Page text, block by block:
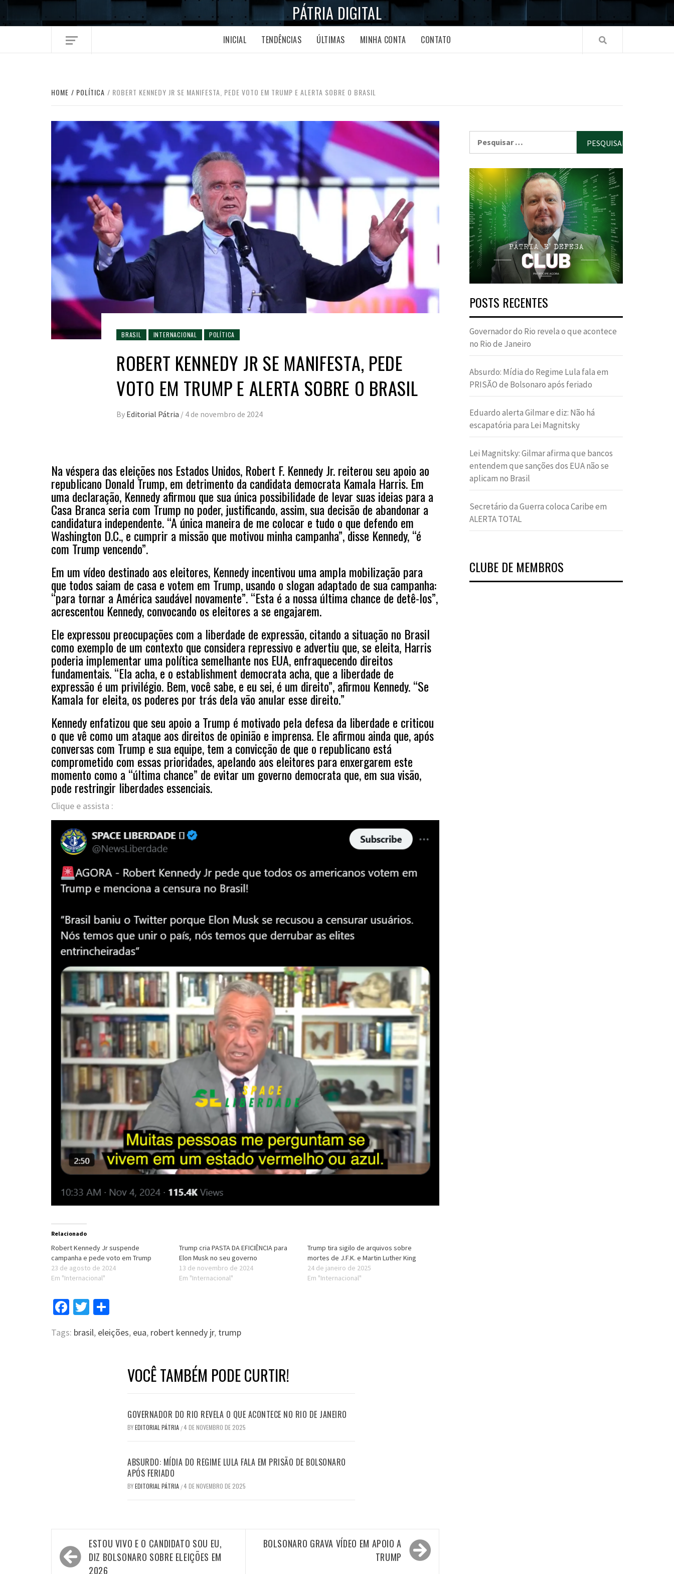
PÁTRIA DIGITAL
INICIAL TENDÊNCIAS ÚLTIMAS MINHA CONTA CONTATO
HOME POLÍTICA ROBERT KENNEDY JR SE MANIFESTA, PEDE VOTO EM TRUMP E ALERTA SOBRE O BRASIL
BRASIL INTERNACIONAL POLÍTICA
ROBERT KENNEDY JR SE MANIFESTA, PEDE
VOTO EM TRUMP E ALERTA SOBRE O BRASIL
By Editorial Pátria / 4 de novembro de 2024
Na véspera das eleições nos Estados Unidos, Robert F. Kennedy Jr. reiterou seu apoio ao
republicano Donald Trump, em detrimento da candidata democrata Kamala Harris. Em
uma declaração, Kennedy afirmou que sua única possibilidade de levar suas ideias para a
Casa Branca seria com Trump no poder, justificando, assim, sua decisão de abandonar a
candidatura independente. “A única maneira de me colocar e tudo o que defendo em
Washington D.C., e cumprir a missão que motivou minha campanha”, disse Kennedy, “é
com Trump vencendo”.
Em um vídeo destinado aos eleitores, Kennedy incentivou uma ampla mobilização para
que todos saiam de casa e votem em Trump, usando o slogan adaptado de sua campanha:
“para tornar a América saudável novamente”. “Esta é a nossa última chance de detê-los”,
acrescentou Kennedy, convocando os eleitores a se engajarem.
Ele expressou preocupações com a liberdade de expressão, citando a situação no Brasil
como exemplo de um contexto que considera repressivo e advertiu que, se eleita, Harris
poderia implementar uma política semelhante nos EUA, enfraquecendo direitos
fundamentais. “Ela acha, e o establishment democrata acha, que a liberdade de
expressão é um privilégio. Bem, você sabe, e eu sei, é um direito”, afirmou Kennedy. “Se
Kamala for eleita, os poderes por trás dela vão anular esse direito.”
Kennedy enfatizou que seu apoio a Trump é motivado pela defesa da liberdade e criticou
o que vê como um ataque aos direitos de opinião e imprensa. Ele afirmou ainda que, após
conversas com Trump e sua equipe, tem a convicção de que o republicano está
comprometido com essas prioridades, apelando aos eleitores para enxergarem este
momento como a “última chance” de evitar um governo democrata que, em sua visão,
pode restringir liberdades essenciais.
Clique e assista :
Relacionado
Robert Kennedy Jr suspende
campanha e pede voto em Trump
23 de agosto de 2024
Em "Internacional"
Trump cria PASTA DA EFICIÊNCIA para
Elon Musk no seu governo
13 de novembro de 2024
Em "Internacional"
Trump tira sigilo de arquivos sobre
mortes de J.F.K. e Martin Luther King
24 de janeiro de 2025
Em "Internacional"
Facebook
Twitter
Tags: brasil, eleições, eua, robert kennedy jr, trump
VOCÊ TAMBÉM PODE CURTIR!
GOVERNADOR DO RIO REVELA O QUE ACONTECE NO RIO DE JANEIRO
BYEDITORIAL PÁTRIA /4 DE NOVEMBRO DE 2025
ABSURDO: MÍDIA DO REGIME LULA FALA EM PRISÃO DE BOLSONARO
APÓS FERIADO
BYEDITORIAL PÁTRIA /4 DE NOVEMBRO DE 2025
Navegação
de
ESTOU VIVO E O CANDIDATO SOU EU,
DIZ BOLSONARO SOBRE ELEIÇÕES EM
2026
BOLSONARO GRAVA VÍDEO EM APOIO A
TRUMP
POSTS RECENTES
Governador do Rio revela o que acontece
no Rio de Janeiro
Absurdo: Mídia do Regime Lula fala em
PRISÃO de Bolsonaro após feriado
Eduardo alerta Gilmar e diz: Não há
escapatória para Lei Magnitsky
Lei Magnitsky: Gilmar afirma que bancos
entendem que sanções dos EUA não se
aplicam no Brasil
Secretário da Guerra coloca Caribe em
ALERTA TOTAL
CLUBE DE MEMBROS